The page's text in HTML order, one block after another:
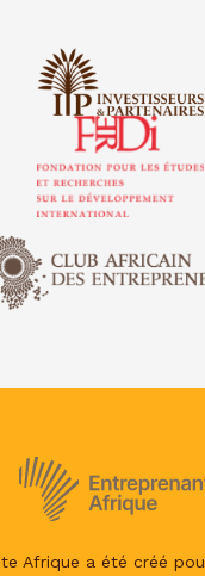
Afrique a été créé